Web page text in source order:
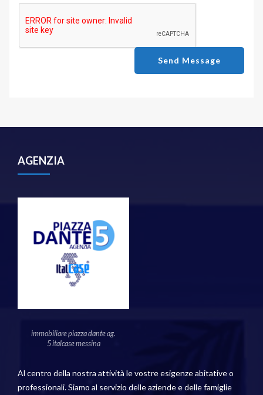
Send Message
AGENZIA
immobiliare piazza dante ag.
5 italcase messina
Al centro della nostra attività le vostre esigenze abitative o
professionali. Siamo al servizio delle aziende e delle famiglie